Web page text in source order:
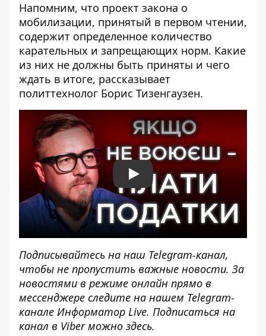
Напомним, что проект закона о
мобилизации, принятый в первом чтении,
содержит определенное количество
карательных и запрещающих норм. Какие
из них не должны быть приняты и чего
ждать в итоге, рассказывает
политтехнолог Борис Тизенгаузен.
Play
Подписывайтесь на наш Telegram-канал,
чтобы не пропустить важные новости. За
новостями в режиме онлайн прямо в
мессенджере следите на нашем Telegram-
канале Информатор Live. Подписаться на
канал в Viber можно здесь.